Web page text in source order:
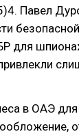
Павел
для
в ОАЭ для